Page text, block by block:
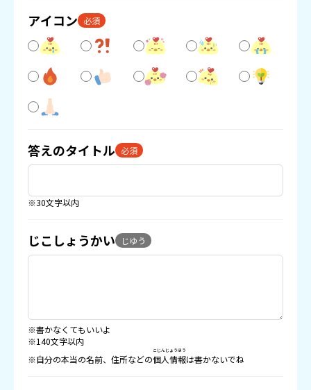
アイコン 必須
答えのタイトル 必須
※30文字以内
じこしょうかい じゆう
※書かなくてもいいよ
※140文字以内
※自分の本当の名前、住所などの個人情報
こじんじょうほう
は書かないでね